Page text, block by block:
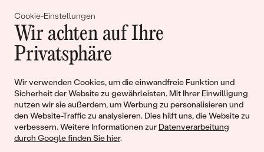
Cookie-Einstellungen
Wir achten auf Ihre
Privatsphäre
Wir verwenden Cookies, um die einwandfreie Funktion und
Sicherheit der Website zu gewährleisten. Mit Ihrer Einwilligung
nutzen wir sie außerdem, um Werbung zu personalisieren und
den Website-Traffic zu analysieren. Dies hilft uns, die Website zu
verbessern. Weitere Informationen zur Datenverarbeitung
durch Google finden Sie hier.
Gemeinsam erschaffen wir
Geschichten von Schönheit und
Liebe
Begleiten Sie uns!